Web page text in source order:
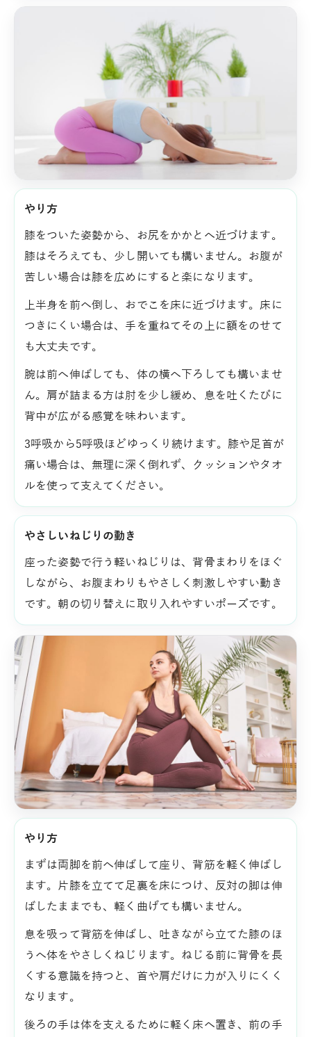
やり方
膝をついた姿勢から、お尻をかかとへ近づけます。
膝はそろえても、少し開いても構いません。お腹が
苦しい場合は膝を広めにすると楽になります。
上半身を前へ倒し、おでこを床に近づけます。床に
つきにくい場合は、手を重ねてその上に額をのせて
も大丈夫です。
腕は前へ伸ばしても、体の横へ下ろしても構いませ
ん。肩が詰まる方は肘を少し緩め、息を吐くたびに
背中が広がる感覚を味わいます。
3呼吸から5呼吸ほどゆっくり続けます。膝や足首が
痛い場合は、無理に深く倒れず、クッションやタオ
ルを使って支えてください。
やさしいねじりの動き
座った姿勢で行う軽いねじりは、背骨まわりをほぐ
しながら、お腹まわりもやさしく刺激しやすい動き
です。朝の切り替えに取り入れやすいポーズです。
やり方
まずは両脚を前へ伸ばして座り、背筋を軽く伸ばし
ます。片膝を立てて足裏を床につけ、反対の脚は伸
ばしたままでも、軽く曲げても構いません。
息を吸って背筋を伸ばし、吐きながら立てた膝のほ
うへ体をやさしくねじります。ねじる前に背骨を長
くする意識を持つと、首や肩だけに力が入りにくく
なります。
後ろの手は体を支えるために軽く床へ置き、前の手